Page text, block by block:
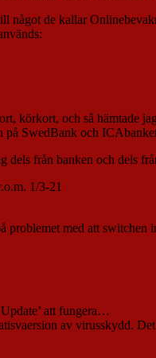
något de kallar
körkort, och så hämtade
på SwedBank och
dels från banken och dels
1/3-21
problemet med att
att fungera…
av virusskydd.